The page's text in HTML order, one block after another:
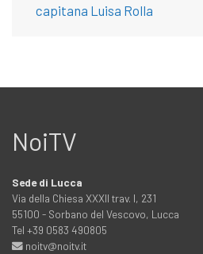
capitana Luisa Rolla
NoiTV
Sede di Lucca
Via della Chiesa XXXII trav. I, 231
55100 - Sorbano del Vescovo, Lucca
Tel +39 0583 490805
noitv@noitv.it